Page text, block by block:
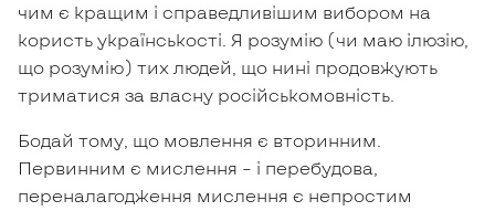
чим є кращим і справедливішим вибором на
користь українськості. Я розумію (чи маю ілюзію,
що розумію) тих людей, що нині продовжують
триматися за власну російськомовність.
Бодай тому, що мовлення є вторинним.
Первинним є мислення – і перебудова,
переналагодження мислення є непростим